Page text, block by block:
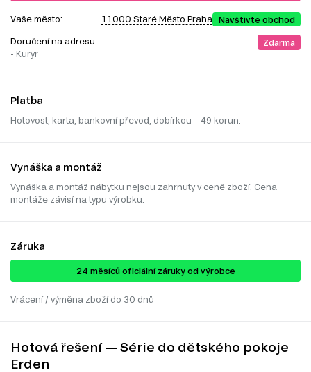
Vaše město: 11000 Staré Město Praha Navštivte obchod
Doručení na adresu:
- Kurýr
Zdarma
Platba
Hotovost, karta, bankovní převod, dobírkou – 49 korun.
Vynáška a montáž
Vynáška a montáž nábytku nejsou zahrnuty v ceně zboží. Cena
montáže závisí na typu výrobku.
Záruka
24 ​​​​měsíců oficiální záruky od výrobce
Vrácení / výměna zboží do 30 dnů
Hotová řešení — Série do dětského pokoje
Erden